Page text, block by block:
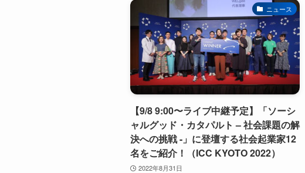
ニュース
【9/8 9:00〜ライブ中継予定】「ソーシ
ャルグッド・カタパルト – 社会課題の解
決への挑戦 -」に登壇する社会起業家12
名をご紹介！（ICC KYOTO 2022）
2022年8月31日